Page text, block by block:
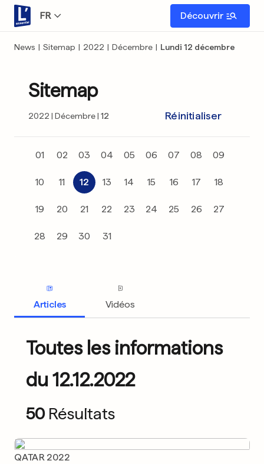
FR Découvrir
News | Sitemap | 2022 | Décembre | Lundi 12 décembre
Sitemap
2022 Décembre 12 Réinitialiser
01 02 03 04 05 06 07 08 09
10 11 12 13 14 15 16 17 18
19 20 21 22 23 24 25 26 27
28 29 30 31
Articles Vidéos
Toutes les informations
du 12.12.2022
50 Résultats
QATAR 2022